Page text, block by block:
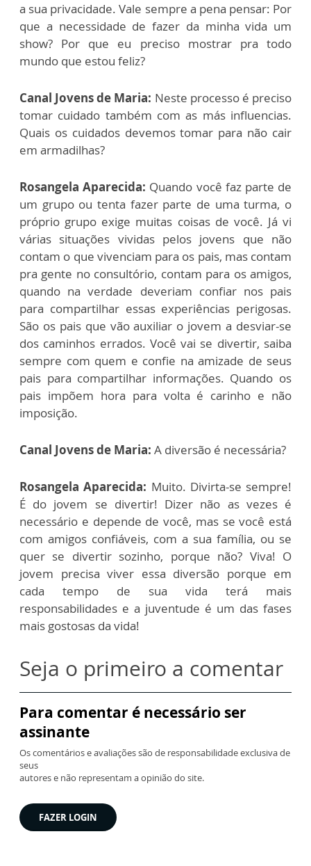
a sua privacidade. Vale sempre a pena pensar: Por
que a necessidade de fazer da minha vida um
show? Por que eu preciso mostrar pra todo
mundo que estou feliz?
Canal Jovens de Maria: Neste processo é preciso
tomar cuidado também com as más influencias.
Quais os cuidados devemos tomar para não cair
em armadilhas?
Rosangela Aparecida: Quando você faz parte de
um grupo ou tenta fazer parte de uma turma, o
próprio grupo exige muitas coisas de você. Já vi
várias situações vividas pelos jovens que não
contam o que vivenciam para os pais, mas contam
pra gente no consultório, contam para os amigos,
quando na verdade deveriam confiar nos pais
para compartilhar essas experiências perigosas.
São os pais que vão auxiliar o jovem a desviar-se
dos caminhos errados. Você vai se divertir, saiba
sempre com quem e confie na amizade de seus
pais para compartilhar informações. Quando os
pais impõem hora para volta é carinho e não
imposição.
Canal Jovens de Maria: A diversão é necessária?
Rosangela Aparecida: Muito. Divirta-se sempre!
É do jovem se divertir! Dizer não as vezes é
necessário e depende de você, mas se você está
com amigos confiáveis, com a sua família, ou se
quer se divertir sozinho, porque não? Viva! O
jovem precisa viver essa diversão porque em
cada tempo de sua vida terá mais
responsabilidades e a juventude é um das fases
mais gostosas da vida!
Seja o primeiro a comentar
Para comentar é necessário ser
assinante
Os comentários e avaliações são de responsabilidade exclusiva de
seus
autores e não representam a opinião do site.
FAZER LOGIN